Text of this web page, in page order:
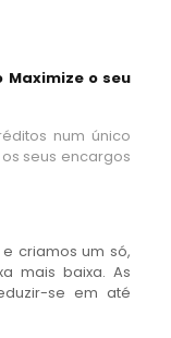
o seu
num único
seus encargos
criamos um só,
mais baixa. As
se em até